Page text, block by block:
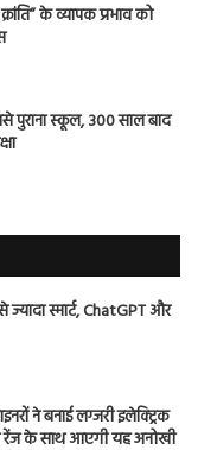
के व्यापक प्रभाव को
पुराना स्कूल, 300 साल बाद
स्मार्ट, ChatGPT और
ने बनाई लग्जरी इलेक्ट्रिक
रेंज के साथ आएगी यह अनोखी